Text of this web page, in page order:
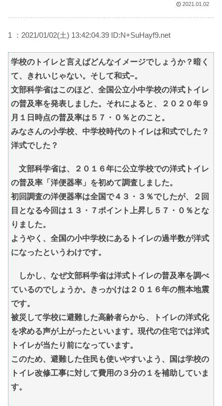
2021.01.02
1 ：2021/01/02(土) 13:42:04.39 ID:N+SuHayf9.net
学校のトイレと言えばどんなイメージでしょうか？暗く
て、きれいじゃない。そして和式−。
文部科学省はこのほど、全国公立小中学校の洋式トイレ
の普及率を発表しました。それによると、２０２０年９
月１日時点の普及率は５７・０％とのこと。
みなさんの小学校、中学校時代のトイレは和式でした？
洋式でした？
文部科学省は、２０１６年に公立学校での洋式トイレ
の普及率「洋便器率」を初めて調査しました。
初回調査の洋便器率は全国で４３・３％でしたが、２回
目となる今回は１３・７ポイント上昇し５７・０％とな
りました。
ようやく、全国の小中学校にあるトイレの過半数が洋式
になったというわけです。
しかし、なぜ文部科学省は洋式トイレの普及率を調べ
ているのでしょうか。きっかけは２０１６年の熊本地震
です。
被災して学校に避難した高齢者らから、トイレの洋式化
を求める声が上がったといいます。現代の住宅では洋式
トイレが当たり前になっています。
このため、避難した住民も使いやすいよう、国は学校の
トイレ改修工事に対して費用の３分の１を補助していま
す。